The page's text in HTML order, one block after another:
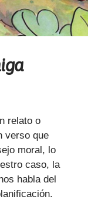
relato o
verso que
moral, lo
caso, la
habla del